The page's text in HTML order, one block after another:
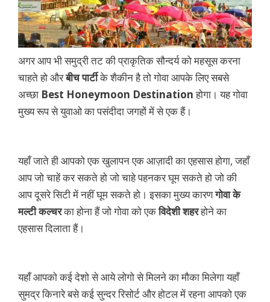
अगर आप भी समुद्री तट की प्राकृतिक सौन्दर्य को महसूस करना
चाहते हो औरबीच पार्टीके शैकीन है तो गोवा आपके लिए सबसे
अच्छा Best Honeymoon Destinationहोगा। यह गोवा
मुख्य रूप से युवाओ का पसंदीदा जगहों में से एक हैं।
यहाँ जाते ही आपको एक खुलापन एक आज़ादी का एहसास होगा, जहाँ
आप जो चाहें कर सकते हो जो चाहे पहनकर घूम सकते हो जो की
आप दूसरे सिटी में नहीं घूम सकते हो। इसका मुख्य कारणगोवा के
मल्टी कल्चरका होना हैं जो गोवा को एकविदेशी शहरहोने का
एहसास दिलाता हैं।
यहाँ आपको कई देशो से आये लोगो से मिलने का मौका मिलेगा यहाँ
सुमद्र किनारे बसे कई सुन्दर रिसोर्ट और होटल में रहना आपको एक